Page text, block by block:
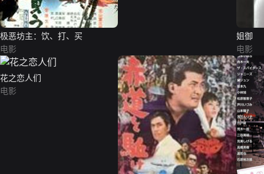
极恶坊主：饮、打、买
电影
姐御
电影
花之恋人们
电影